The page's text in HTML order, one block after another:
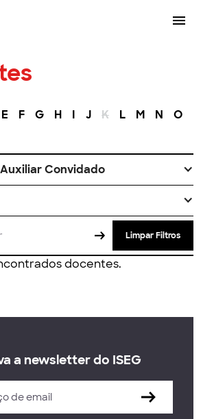
E F G H I J K L M N O
Convidado
Limpar Filtros
docentes.
a newsletter do ISEG